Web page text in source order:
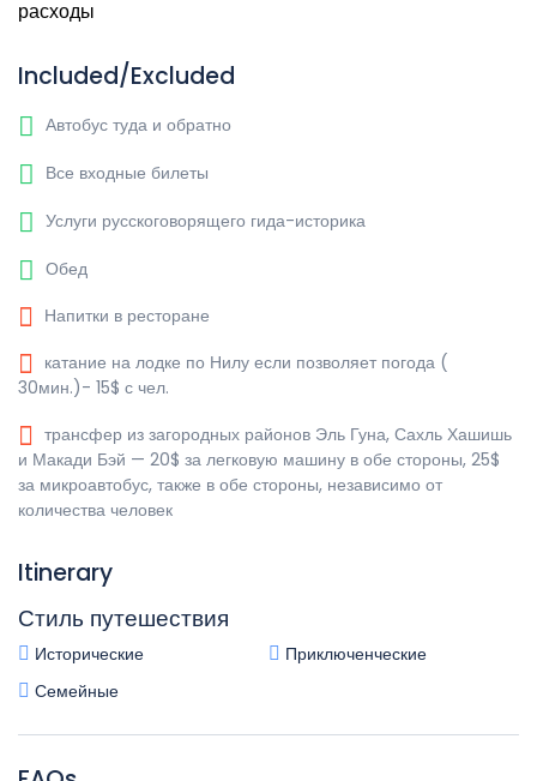
расходы
Included/Excluded
Автобус туда и обратно
Все входные билеты
Услуги русскоговорящего гида-историка
Обед
Напитки в ресторане
катание на лодке по Нилу если позволяет погода (
30мин.)- 15$ с чел.
трансфер из загородных районов Эль Гуна, Сахль Хашишь
и Макади Бэй — 20$ за легковую машину в обе стороны, 25$
за микроавтобус, также в обе стороны, независимо от
количества человек
Itinerary
Стиль путешествия
Исторические
Приключенческие
Семейные